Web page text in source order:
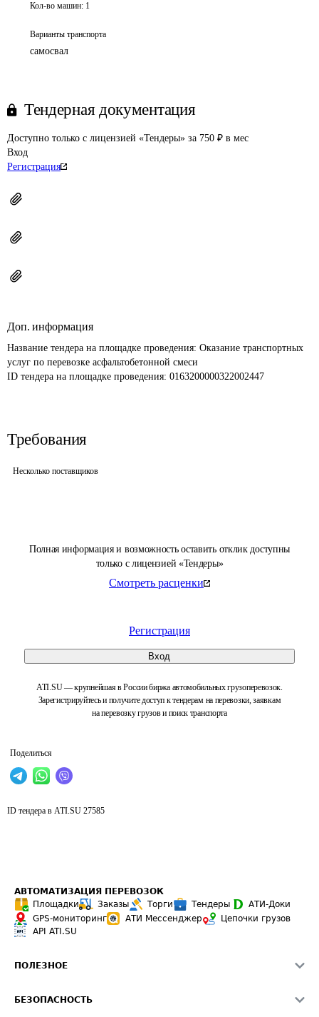
Полная информация и возможность оставить отклик доступны
только с лицензией «Тендеры»
Смотреть расценки
Регистрация
Вход
ATI.SU — крупнейшая в России биржа автомобильных грузоперевозок.
Зарегистрируйтесь и получите доступ к тендерам на перевозки, заявкам
на перевозку грузов и поиск транспорта
Поделиться
Кол-во машин: 1
Варианты транспорта
самосвал
Тендерная документация
Доступно только с лицензией «Тендеры» за 750 ₽ в мес
Вход
Регистрация
Доп. информация
Название тендера на площадке проведения: Оказание транспортных
услуг по перевозке асфальтобетонной смеси
ID тендера на площадке проведения: 0163200000322002447
Требования
Несколько поставщиков
ID тендера в ATI.SU 27585
АВТОМАТИЗАЦИЯ ПЕРЕВОЗОК
Площадки
Заказы Торги Тендеры
АТИ-Доки
GPS-мониторинг
АТИ Мессенджер
Цепочки грузов
API ATI.SU
ПОЛЕЗНОЕ
БЕЗОПАСНОСТЬ